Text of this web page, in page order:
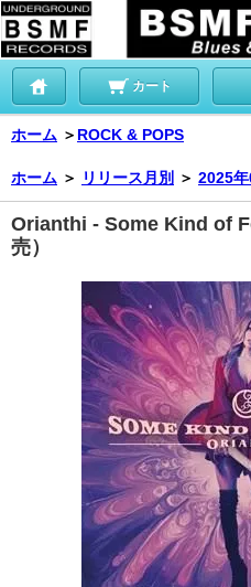
カート
ホーム ＞ ROCK & POPS
ホーム ＞ リリース月別 ＞ 2025
Orianthi - Some Kind of
売）